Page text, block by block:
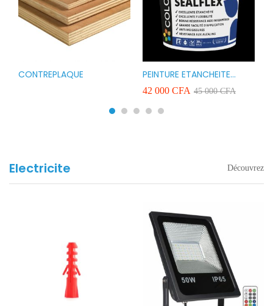
CONTREPLAQUE
PEINTURE ETANCHEITE
COLORIS SEAFLEX 20KG
COULEUR ROUGE BLANC
VERT ET GRIS
42 000 CFA 45 000CFA
Electricite Découvrez